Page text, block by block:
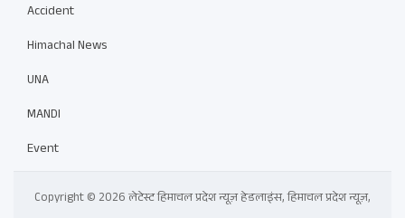
Accident
Himachal News
UNA
MANDI
Event
Copyright © 2026 लेटेस्ट हिमाचल प्रदेश न्यूज़ हेडलाइंस, हिमाचल प्रदेश न्यूज़,